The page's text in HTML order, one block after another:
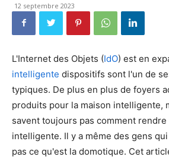
12 septembre 2023
L'Internet des Objets (IdO) est en
intelligente dispositifs sont l'un de
typiques. De plus en plus de foyers
produits pour la maison intelligente,
savent toujours pas comment
intelligente. Il y a même des gens
pas ce qu'est la domotique. Cet